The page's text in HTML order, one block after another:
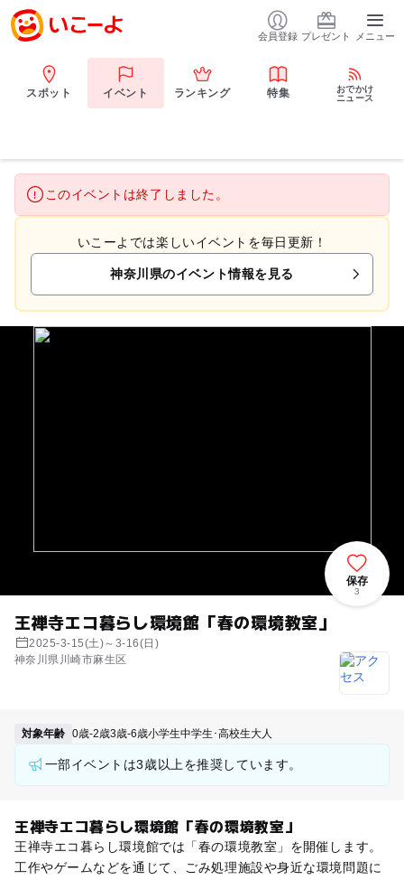
会員登録 プレゼント メニュー
スポット イベント ランキング 特集
おでかけ
ニュース
このイベントは終了しました。
いこーよでは楽しいイベントを毎日更新！
神奈川県のイベント情報を見る
王禅寺エコ暮らし環境館「春の環境教室」
2025-3-15(土)～3-16(日)
神奈川県川崎市麻生区
保存
3
対象年齢 0歳-2歳3歳-6歳小学生中学生･高校生大人
一部イベントは3歳以上を推奨しています。
王禅寺エコ暮らし環境館「春の環境教室」
王禅寺エコ暮らし環境館では「春の環境教室」を開催します。
工作やゲームなどを通じて、ごみ処理施設や身近な環境問題に